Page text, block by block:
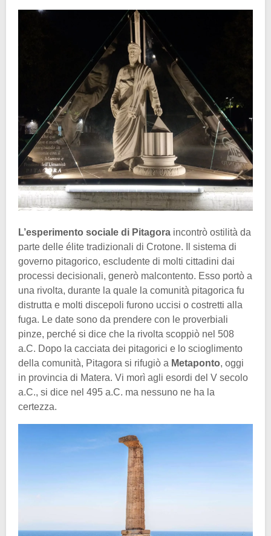
L’esperimento sociale di Pitagora incontrò ostilità da
parte delle élite tradizionali di Crotone. Il sistema di
governo pitagorico, escludente di molti cittadini dai
processi decisionali, generò malcontento. Esso portò a
una rivolta, durante la quale la comunità pitagorica fu
distrutta e molti discepoli furono uccisi o costretti alla
fuga. Le date sono da prendere con le proverbiali
pinze, perché si dice che la rivolta scoppiò nel 508
a.C. Dopo la cacciata dei pitagorici e lo scioglimento
della comunità, Pitagora si rifugiò a Metaponto, oggi
in provincia di Matera. Vi morì agli esordi del V secolo
a.C., si dice nel 495 a.C. ma nessuno ne ha la
certezza.